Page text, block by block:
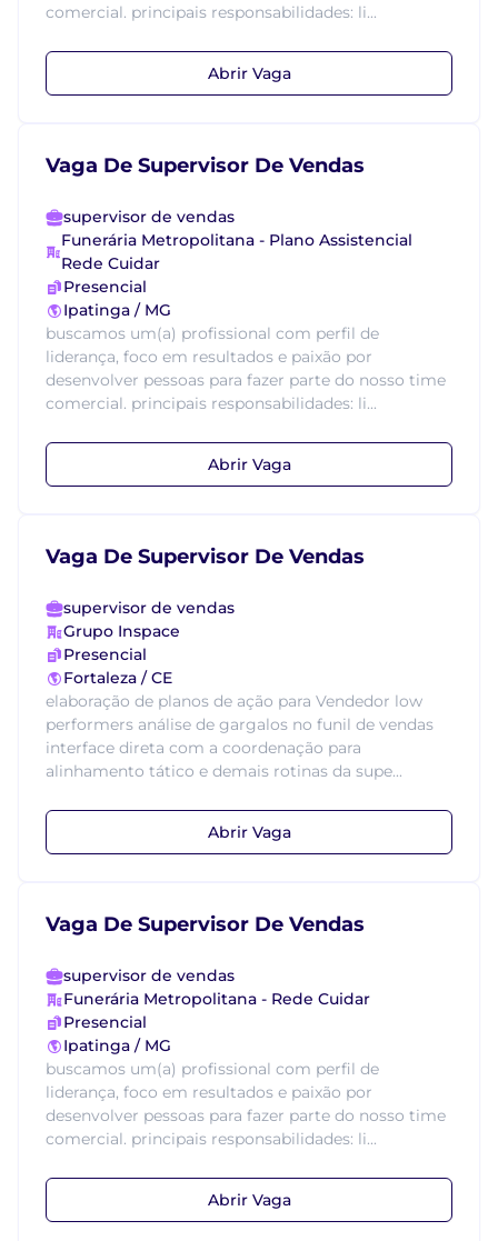
comercial. principais responsabilidades: li...
Abrir Vaga
Vaga De Supervisor De Vendas
supervisor de vendas
Funerária Metropolitana - Plano Assistencial
Rede Cuidar
Presencial
Ipatinga / MG
buscamos um(a) profissional com perfil de
liderança, foco em resultados e paixão por
desenvolver pessoas para fazer parte do nosso time
comercial. principais responsabilidades: li...
Abrir Vaga
Vaga De Supervisor De Vendas
supervisor de vendas
Grupo Inspace
Presencial
Fortaleza / CE
elaboração de planos de ação para Vendedor low
performers análise de gargalos no funil de vendas
interface direta com a coordenação para
alinhamento tático e demais rotinas da supe...
Abrir Vaga
Vaga De Supervisor De Vendas
supervisor de vendas
Funerária Metropolitana - Rede Cuidar
Presencial
Ipatinga / MG
buscamos um(a) profissional com perfil de
liderança, foco em resultados e paixão por
desenvolver pessoas para fazer parte do nosso time
comercial. principais responsabilidades: li...
Abrir Vaga